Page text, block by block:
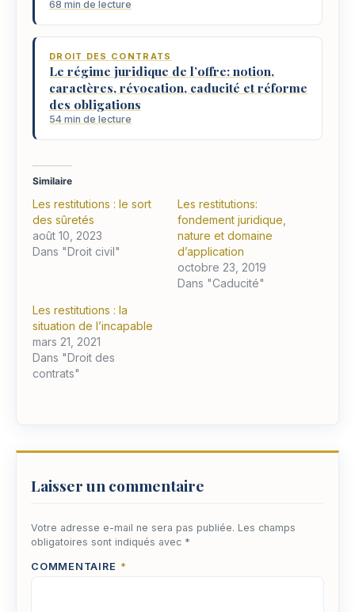
68 min de lecture
DROIT DES CONTRATS
Le régime juridique de l’offre: notion,
caractères, révocation, caducité et réforme
des obligations
54 min de lecture
Similaire
Les restitutions : le sort
des sûretés
août 10, 2023
Dans "Droit civil"
Les restitutions:
fondement juridique,
nature et domaine
d’application
octobre 23, 2019
Dans "Caducité"
Les restitutions : la
situation de l’incapable
mars 21, 2021
Dans "Droit des
contrats"
Laisser un commentaire
Votre adresse e-mail ne sera pas publiée. Les champs
obligatoires sont indiqués avec *
COMMENTAIRE *